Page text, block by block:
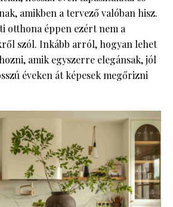
amikben a tervező valóban hisz.
otthona éppen ezért nem a
szól. Inkább arról, hogyan lehet
amik egyszerre elegánsak, jól
éveken át képesek megőrizni